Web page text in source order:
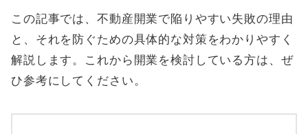
この記事では、不動産開業で陥りやすい失敗の理由
と、それを防ぐための具体的な対策をわかりやすく
解説します。これから開業を検討している方は、ぜ
ひ参考にしてください。